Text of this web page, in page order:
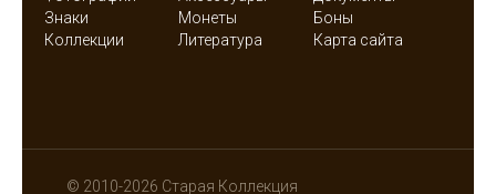
Знаки
Монеты
Боны
Коллекции
Литература Карта сайта
© 2010-2026 Старая Коллекция